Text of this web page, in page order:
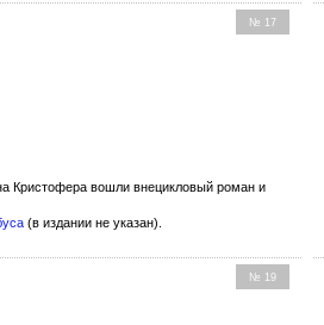
№ 17
Кристофера вошли внецикловый роман и
(в издании не указан).
№ 19